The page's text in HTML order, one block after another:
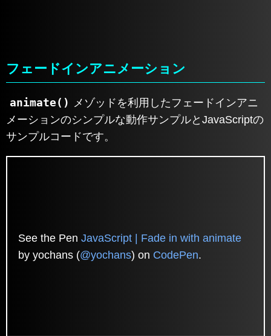
フェードインアニメーション
animate()
メゾッドを利用したフェードインアニ
メーションのシンプルな動作サンプルとJavaScriptの
サンプルコードです。
See the Pen JavaScript | Fade in with animate
by yochans (@yochans) on CodePen.